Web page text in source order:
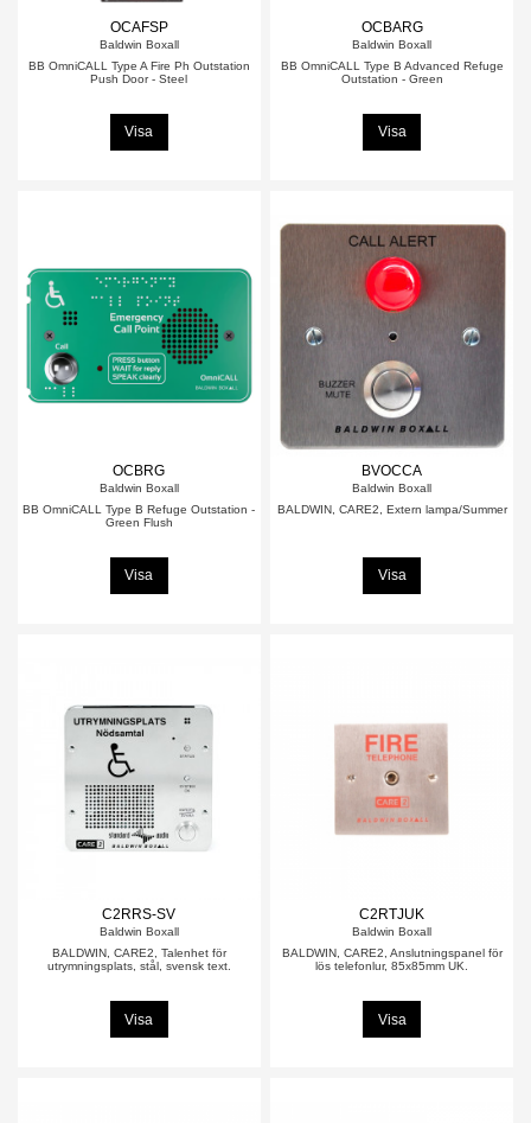
OCAFSP
Baldwin Boxall
BB OmniCALL Type A Fire Ph Outstation
Push Door - Steel
Visa
OCBARG
Baldwin Boxall
BB OmniCALL Type B Advanced Refuge
Outstation - Green
Visa
OCBRG
Baldwin Boxall
BB OmniCALL Type B Refuge Outstation -
Green Flush
Visa
BVOCCA
Baldwin Boxall
BALDWIN, CARE2, Extern lampa/Summer
Visa
C2RRS-SV
Baldwin Boxall
BALDWIN, CARE2, Talenhet för
utrymningsplats, stål, svensk text.
Visa
C2RTJUK
Baldwin Boxall
BALDWIN, CARE2, Anslutningspanel för
lös telefonlur, 85x85mm UK.
Visa